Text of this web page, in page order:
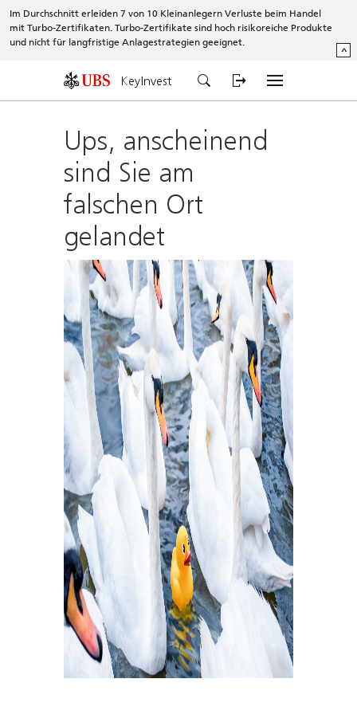
Im Durchschnitt erleiden 7 von 10 Kleinanlegern Verluste beim Handel
mit Turbo-Zertifikaten. Turbo-Zertifikate sind hoch risikoreiche Produkte
und nicht für langfristige Anlagestrategien geeignet.
^
KeyInvest
Ups, anscheinend
sind Sie am
falschen Ort
gelandet